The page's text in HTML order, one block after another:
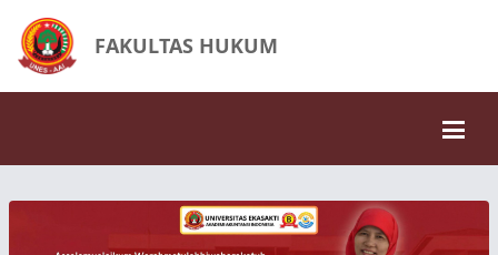
FAKULTAS HUKUM
Ilmu Hukum Pidana Indonesia
suasana PKPA yang sedang
berlangsung